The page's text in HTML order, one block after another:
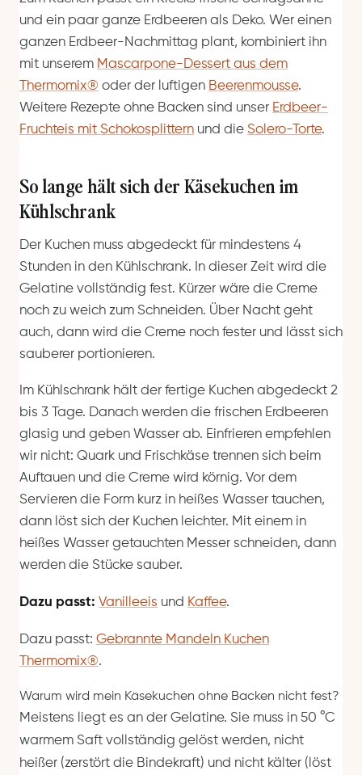
und ein paar ganze Erdbeeren als Deko. Wer einen
ganzen Erdbeer-Nachmittag plant, kombiniert ihn
mit unserem Mascarpone-Dessert aus dem
Thermomix® oder der luftigen Beerenmousse.
Weitere Rezepte ohne Backen sind unser Erdbeer-
Fruchteis mit Schokosplittern und die Solero-Torte.
So lange hält sich der Käsekuchen im
Kühlschrank
Der Kuchen muss abgedeckt für mindestens 4
Stunden in den Kühlschrank. In dieser Zeit wird die
Gelatine vollständig fest. Kürzer wäre die Creme
noch zu weich zum Schneiden. Über Nacht geht
auch, dann wird die Creme noch fester und lässt sich
sauberer portionieren.
Im Kühlschrank hält der fertige Kuchen abgedeckt 2
bis 3 Tage. Danach werden die frischen Erdbeeren
glasig und geben Wasser ab. Einfrieren empfehlen
wir nicht: Quark und Frischkäse trennen sich beim
Auftauen und die Creme wird körnig. Vor dem
Servieren die Form kurz in heißes Wasser tauchen,
dann löst sich der Kuchen leichter. Mit einem in
heißes Wasser getauchten Messer schneiden, dann
werden die Stücke sauber.
Dazu passt: Vanilleeis und Kaffee.
Dazu passt: Gebrannte Mandeln Kuchen
Thermomix®.
Warum wird mein Käsekuchen ohne Backen nicht fest?
Meistens liegt es an der Gelatine. Sie muss in 50 °C
warmem Saft vollständig gelöst werden, nicht
heißer (zerstört die Bindekraft) und nicht kälter (löst